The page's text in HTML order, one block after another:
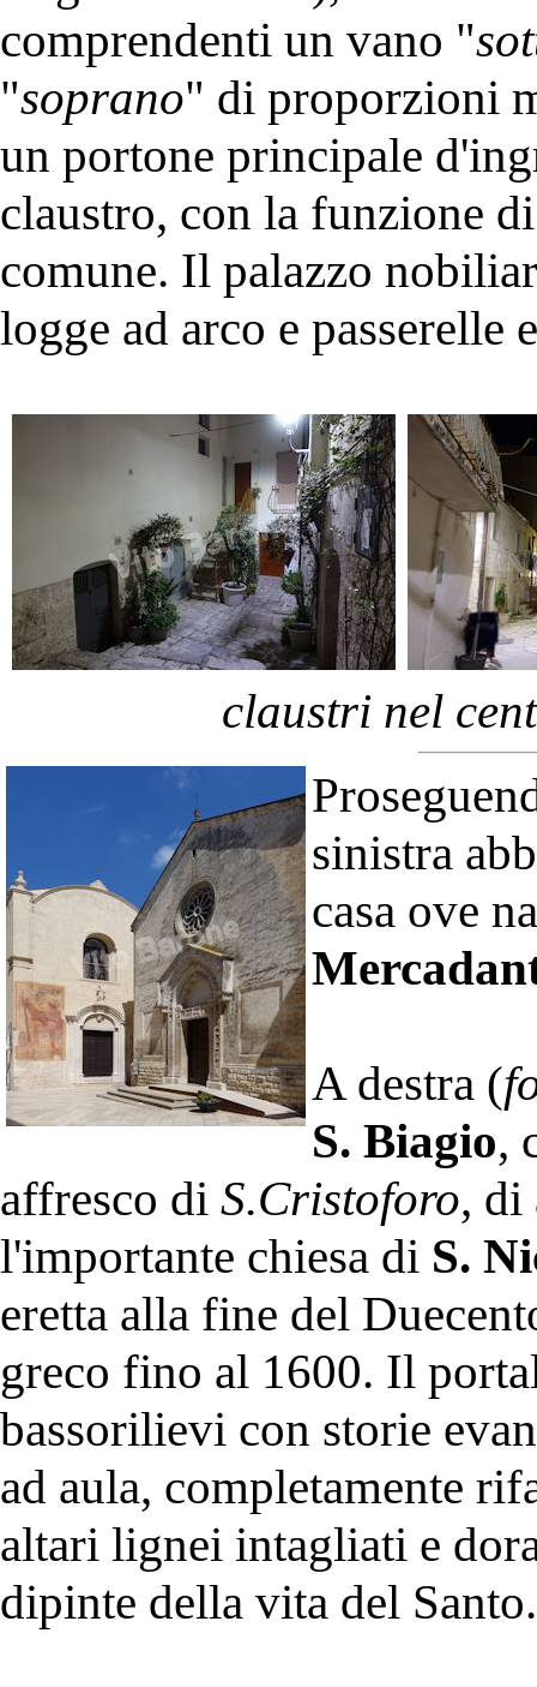
comprendenti un vano "
"soprano" di proporzioni
un portone principale
claustro, con la funzione
comune. Il palazzo
logge ad arco e passerelle
claustri nel
sinistra
casa ove
A destra (
S. Biagio,
affresco di S.Cristoforo, di
l'importante chiesa di S.
eretta alla fine del
greco fino al 1600. Il
bassorilievi con storie
ad aula, completamente
altari lignei intagliati e
dipinte della vita del Santo.